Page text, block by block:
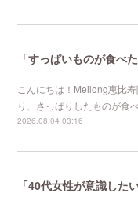
こんにちは！Meilong恵比
り、さっぱりしたものが食
2026.08.04 03:16